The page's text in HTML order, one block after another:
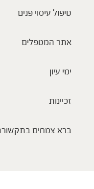
טיפול עיסוי פנים
אתר המטפלים
ימי עיון
זכיינות
ברא צמחים